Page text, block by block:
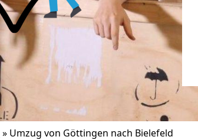
» Umzug von Göttingen nach Bielefeld